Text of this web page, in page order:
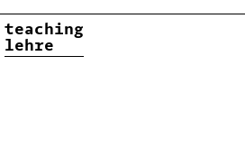
teaching
lehre